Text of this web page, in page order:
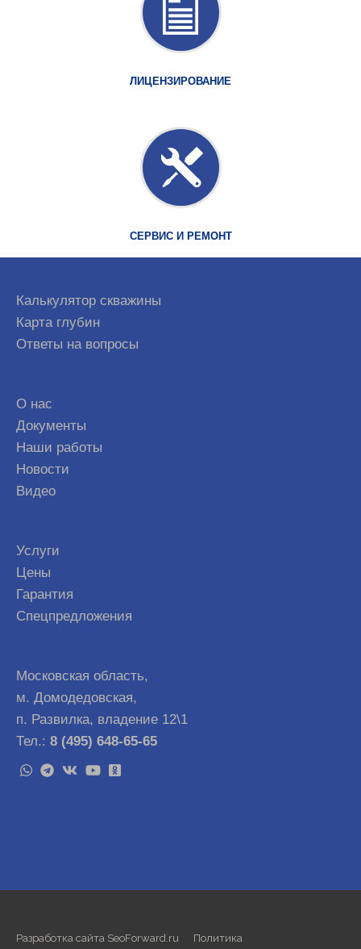
ЛИЦЕНЗИРОВАНИЕ
СЕРВИС И РЕМОНТ
Калькулятор скважины
Карта глубин
Ответы на вопросы
О нас
Документы
Наши работы
Новости
Видео
Услуги
Цены
Гарантия
Спецпредложения
Московская область,
м. Домодедовская,
п. Развилка, владение 12\1
Тел.: 8 (495) 648-65-65
Разработка сайта SeoForward.ru
Политика